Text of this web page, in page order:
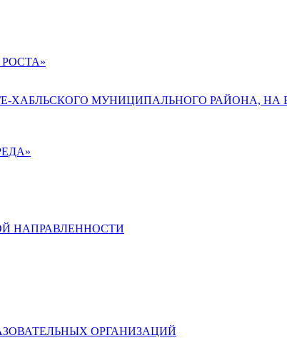
ХАБЛЬСКОГО МУНИЦИПАЛЬНОГО РАЙОНА, НА
НАПРАВЛЕННОСТИ
ОРГАНИЗАЦИЙ